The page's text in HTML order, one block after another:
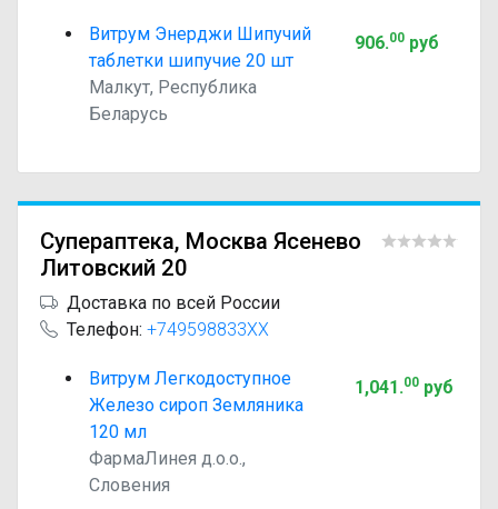
Витрум Энерджи Шипучий
таблетки шипучие 20 шт
Малкут, Республика
Беларусь
906.00руб
Супераптека, Москва Ясенево
Литовский 20
Доставка по всей России
Телефон: +749598833XX
Витрум Легкодоступное
Железо сироп Земляника
120 мл
ФармаЛинея д.о.о.,
Словения
1,041.00руб